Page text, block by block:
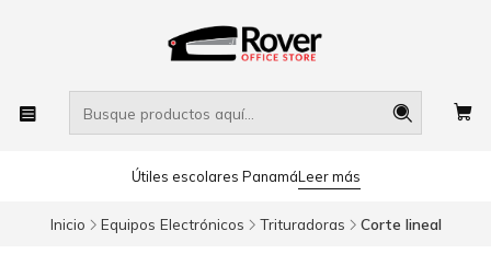
Útiles escolares PanamáLeer más
Inicio Equipos Electrónicos Trituradoras Corte lineal